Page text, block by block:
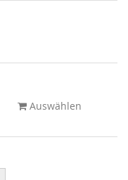
Auswählen